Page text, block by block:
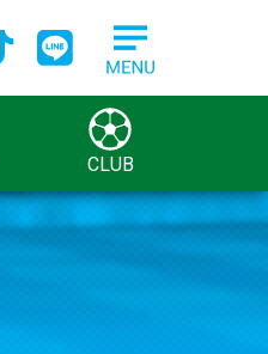
CLUB